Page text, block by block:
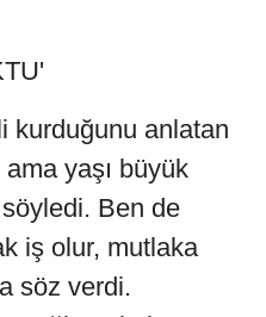
kurduğunu anlatan
yaşı büyük
söyledi. Ben de
iş olur, mutlaka
söz verdi.